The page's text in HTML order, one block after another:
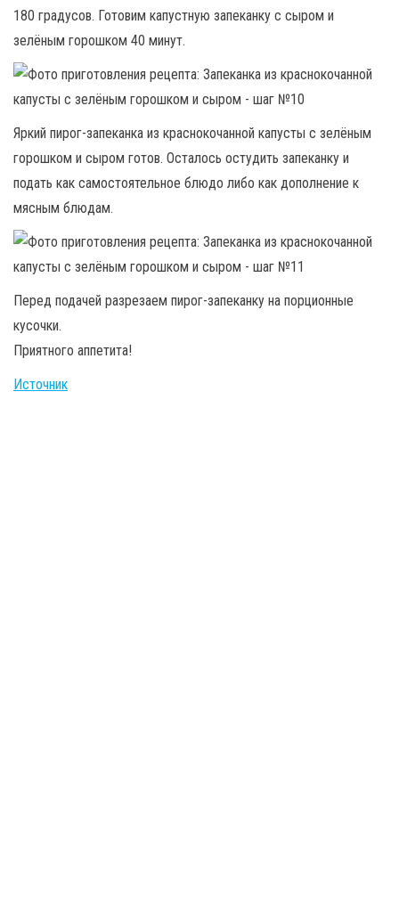
180 градусов. Готовим капустную запеканку с сыром и
зелёным горошком 40 минут.
Яркий пирог-запеканка из краснокочанной капусты с зелёным
горошком и сыром готов. Осталось остудить запеканку и
подать как самостоятельное блюдо либо как дополнение к
мясным блюдам.
Перед подачей разрезаем пирог-запеканку на порционные
кусочки.
Приятного аппетита!
Источник